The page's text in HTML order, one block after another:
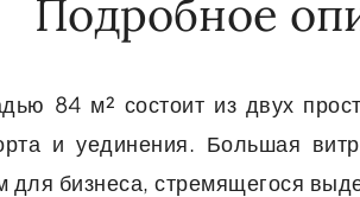
Подробное
84 м² состоит из двух
и уединения. Большая
бизнеса, стремящегося